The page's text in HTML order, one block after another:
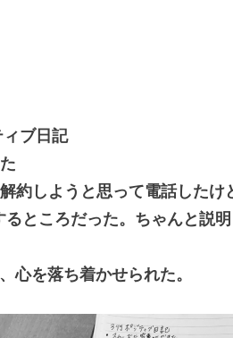
ブ日記
約しようと思って電話したけ
ところだった。ちゃんと説
心を落ち着かせられた。